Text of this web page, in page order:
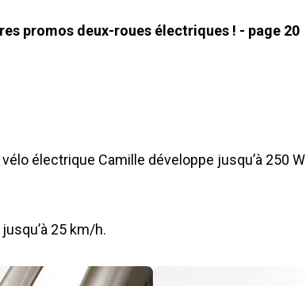
promos deux-roues électriques ! - page 20
électrique Camille développe jusqu’à 250 W
25 km/h.